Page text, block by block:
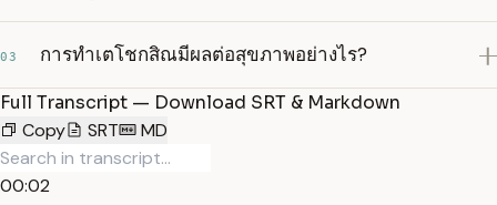
03 การทำเตโชกสิณมีผลต่อสุขภาพอย่างไร?
Full Transcript — Download SRT & Markdown
Copy
SRT MD
00:02